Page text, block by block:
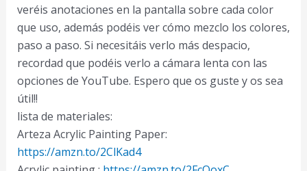
veréis anotaciones en la pantalla sobre cada color
que uso, además podéis ver cómo mezclo los colores,
paso a paso. Si necesitáis verlo más despacio,
recordad que podéis verlo a cámara lenta con las
opciones de YouTube. Espero que os guste y os sea
útil!!
lista de materiales:
Arteza Acrylic Painting Paper:
https://amzn.to/2ClKad4